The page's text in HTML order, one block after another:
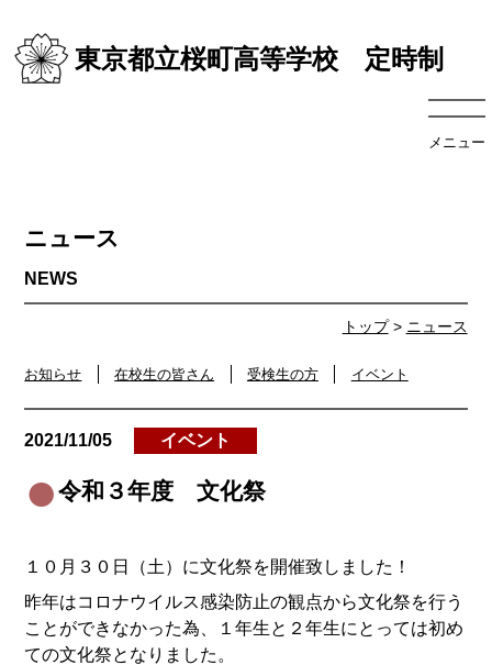
東京都立桜町高等学校 定時制
メニュー
トップ> ニュース
ニュース
お知らせ 在校生の皆さん 受検生の方 イベント
2021/11/05 イベント
令和３年度 文化祭
１０月３０日（土）に文化祭を開催致しました！
昨年はコロナウイルス感染防止の観点から文化祭を行う
ことができなかった為、１年生と２年生にとっては初め
ての文化祭となりました。